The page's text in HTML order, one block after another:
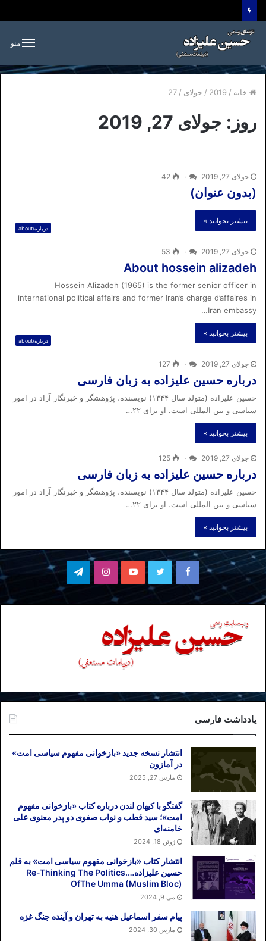
منو
خانه /
2019
/ جولای /
27
روز: جولای 27, 2019
جولای 27, 2019 ۰ 42
(بدون عنوان)
بیشتر بخوانید »
درباره/about
جولای 27, 2019 ۰ 53
About hossein alizadeh
Hossein Alizadeh (1965) is the former senior officer in
international political affairs and former Iran’s charge d’affaires in
Iran embassy…
بیشتر بخوانید »
درباره/about
جولای 27, 2019 ۰ 127
درباره حسین علیزاده به زبان فارسی
حسین علیزاده (متولد سال ۱۳۴۴) نویسنده، پژوهشگر و خبرنگار آزاد در امور
سیاسی و بین المللی است. او برای ۲۲…
بیشتر بخوانید »
جولای 27, 2019 ۰ 125
درباره حسین علیزاده به زبان فارسی
حسین علیزاده (متولد سال ۱۳۴۴) نویسنده، پژوهشگر و خبرنگار آزاد در امور
سیاسی و بین المللی است. او برای ۲۲…
بیشتر بخوانید »
فیسبوک توییتر یوتیوباینستاگرامتلگرام
یادداشت فارسی
انتشار نسخه جدید «بازخوانی مفهوم سیاسی امت»
در آمازون
مارس 27, 2025
گفتگو با کیهان لندن درباره کتاب «بازخوانی مفهوم
امت»؛ سید قطب و نواب صفوی دو پدر معنوی علی
خامنه‌ای
ژوئن 18, 2024
انتشار کتاب «بازخوانی مفهوم سیاسی امت» به قلم
حسین علیزاده….Re-Thinking The Politics
OfThe Umma (Muslim Bloc)
می 9, 2024
پیام سفر اسماعیل هنیه به تهران و آینده جنگ غزه
مارس 30, 2024